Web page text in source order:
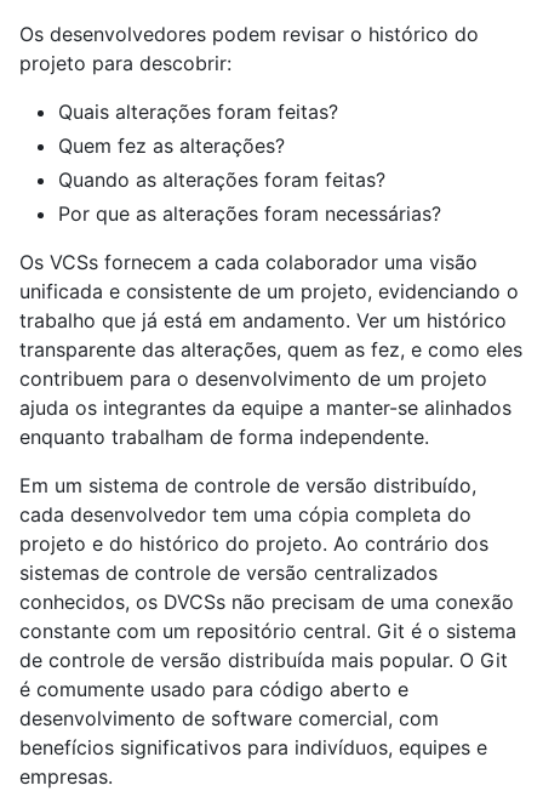
Os desenvolvedores podem revisar o histórico do
projeto para descobrir:
Quais alterações foram feitas?
Quem fez as alterações?
Quando as alterações foram feitas?
Por que as alterações foram necessárias?
Os VCSs fornecem a cada colaborador uma visão
unificada e consistente de um projeto, evidenciando o
trabalho que já está em andamento. Ver um histórico
transparente das alterações, quem as fez, e como eles
contribuem para o desenvolvimento de um projeto
ajuda os integrantes da equipe a manter-se alinhados
enquanto trabalham de forma independente.
Em um sistema de controle de versão distribuído,
cada desenvolvedor tem uma cópia completa do
projeto e do histórico do projeto. Ao contrário dos
sistemas de controle de versão centralizados
conhecidos, os DVCSs não precisam de uma conexão
constante com um repositório central. Git é o sistema
de controle de versão distribuída mais popular. O Git
é comumente usado para código aberto e
desenvolvimento de software comercial, com
benefícios significativos para indivíduos, equipes e
empresas.